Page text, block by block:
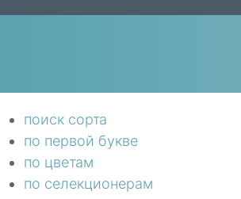
поиск сорта
по первой букве
по цветам
по селекционерам